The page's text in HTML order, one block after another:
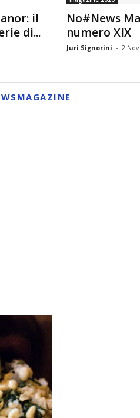
il
di...
No#News
numero XIX
Juri Signorini - 2